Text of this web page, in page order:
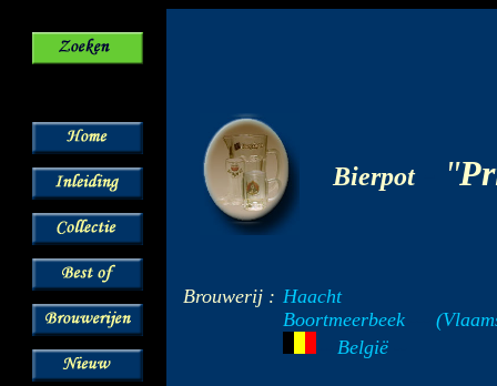
Bierpot- "
Brouwerij : Haacht
Boortmeerbeek
België